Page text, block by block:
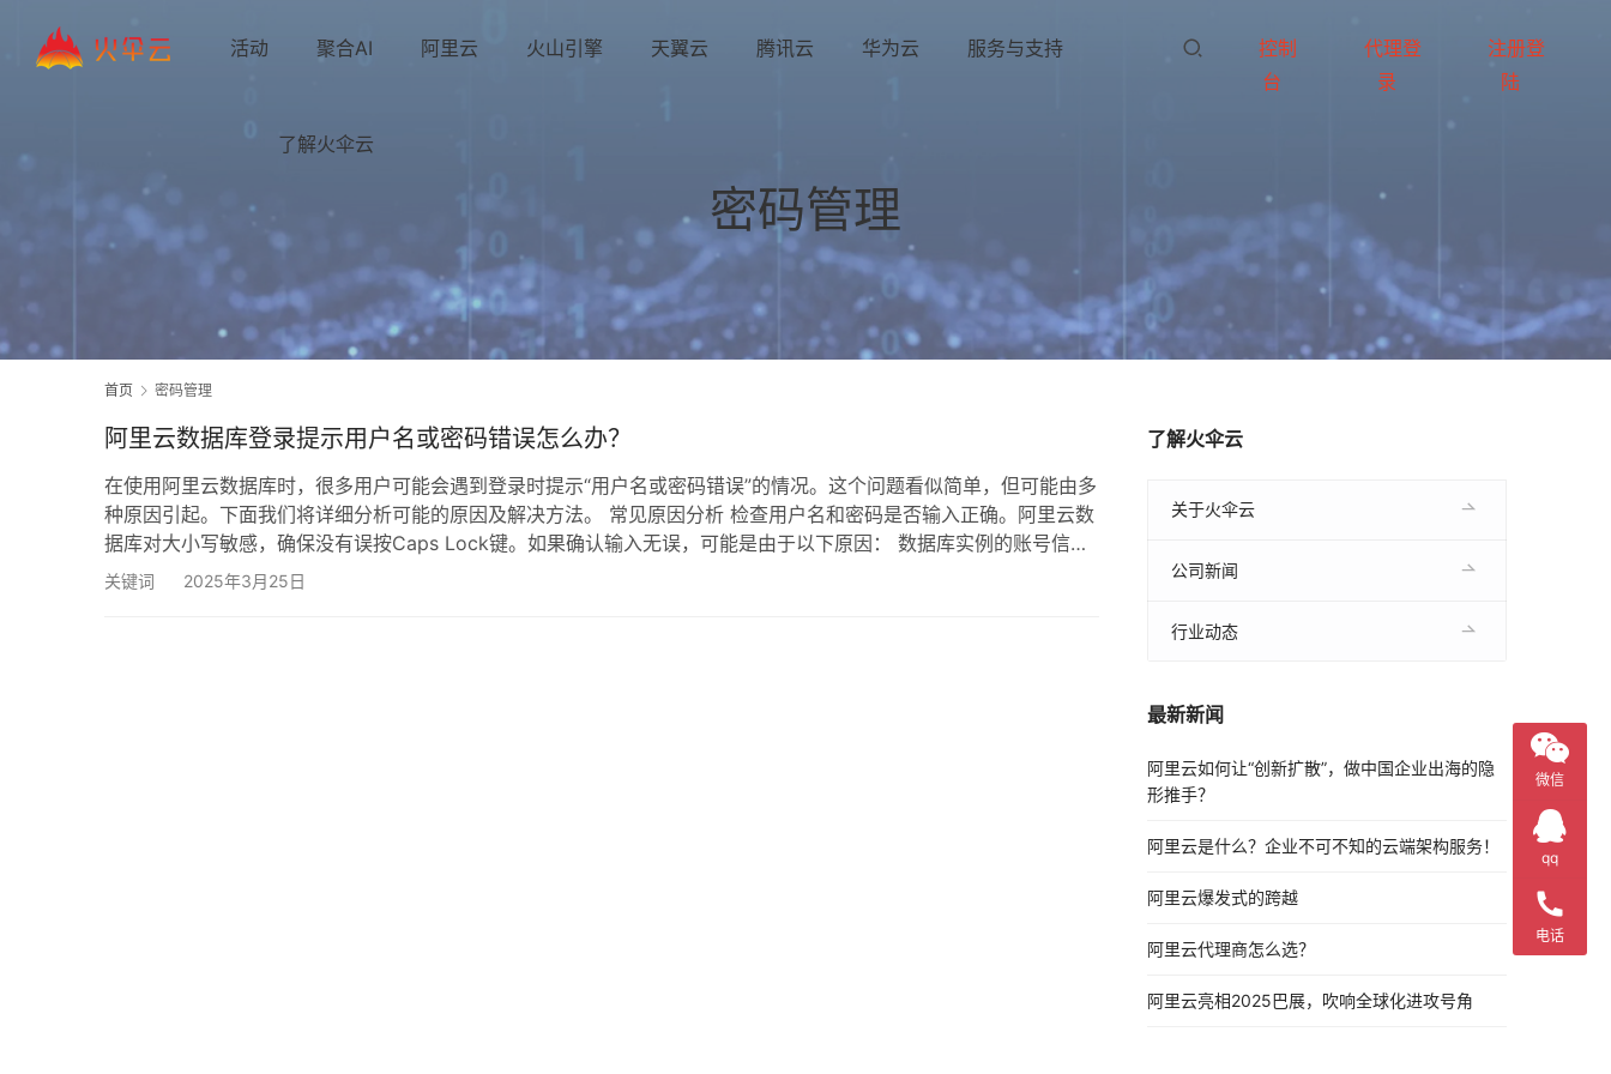
活动 聚合AI 阿里云 火山引擎 天翼云 腾讯云 华为云 服务与支持
了解火伞云
控制
台
代理登
录
注册登
陆
密码管理
首页 密码管理
阿里云数据库登录提示用户名或密码错误怎么办？
在使用阿里云数据库时，很多用户可能会遇到登录时提示“用户名或密码错误”的情况。这个问题看似简单，但可能由多
种原因引起。下面我们将详细分析可能的原因及解决方法。 常见原因分析 检查用户名和密码是否输入正确。阿里云数
据库对大小写敏感，确保没有误按Caps Lock键。如果确认输入无误，可能是由于以下原因： 数据库实例的账号信息
被修改，导致原有登录凭证失效。这种情况通常发生在多人协作或管理员误操作时。联系管理员确认账号信息是否被
关键词 2025年3月25日
了解火伞云
关于火伞云
公司新闻
行业动态
最新新闻
阿里云如何让“创新扩散”，做中国企业出海的隐
形推手？
阿里云是什么？企业不可不知的云端架构服务！
阿里云爆发式的跨越
阿里云代理商怎么选？
阿里云亮相2025巴展，吹响全球化进攻号角
微信
qq
电话